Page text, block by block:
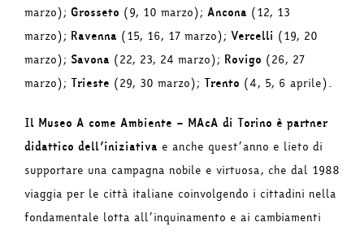
marzo); Grosseto (9, 10 marzo); Ancona (12, 13
marzo); Ravenna (15, 16, 17 marzo); Vercelli (19, 20
marzo); Savona (22, 23, 24 marzo); Rovigo (26, 27
marzo); Trieste (29, 30 marzo); Trento (4, 5, 6 aprile).
Il Museo A come Ambiente – MAcA di Torino è partner
didattico dell’iniziativa e anche quest’anno e lieto di
supportare una campagna nobile e virtuosa, che dal 1988
viaggia per le città italiane coinvolgendo i cittadini nella
fondamentale lotta all’inquinamento e ai cambiamenti